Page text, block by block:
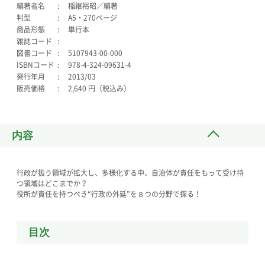
編著者名
稲継裕昭／編著
判型
A5・270ページ
商品形態
単行本
雑誌コード
図書コード
5107943-00-000
ISBNコード
978-4-324-09631-4
発行年月
2013/03
販売価格
2,640 円（税込み）
内容
行政が扱う領域が拡大し、多様化する中、自治体が責任をもって受け持
つ領域はどこまでか？
役所が責任を持つべき“行政の外延”を８つの分野で探る！
目次